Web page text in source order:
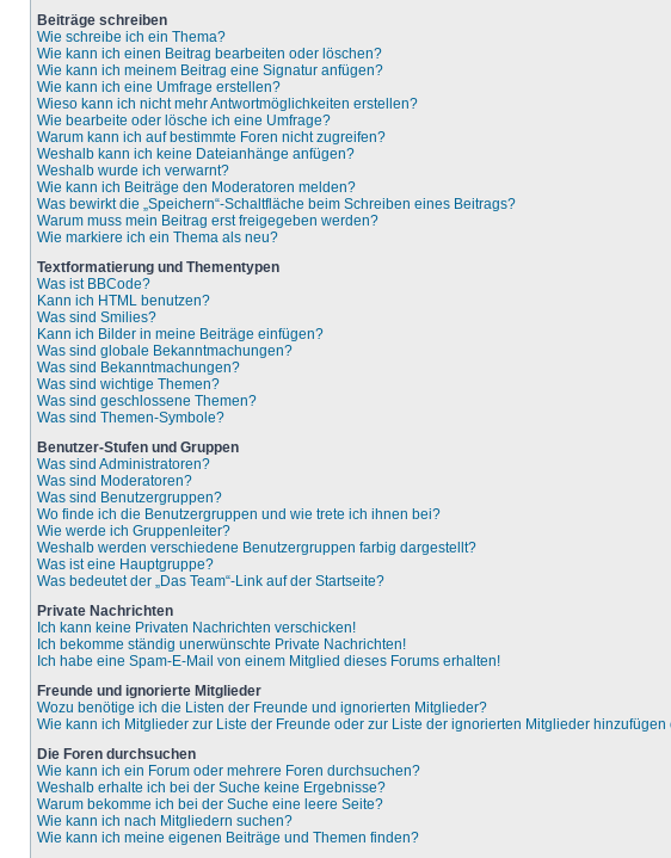
Beiträge schreiben
Wie schreibe ich ein Thema?
Wie kann ich einen Beitrag bearbeiten oder löschen?
Wie kann ich meinem Beitrag eine Signatur anfügen?
Wie kann ich eine Umfrage erstellen?
Wieso kann ich nicht mehr Antwortmöglichkeiten erstellen?
Wie bearbeite oder lösche ich eine Umfrage?
Warum kann ich auf bestimmte Foren nicht zugreifen?
Weshalb kann ich keine Dateianhänge anfügen?
Weshalb wurde ich verwarnt?
Wie kann ich Beiträge den Moderatoren melden?
Was bewirkt die „Speichern“-Schaltfläche beim Schreiben eines Beitrags?
Warum muss mein Beitrag erst freigegeben werden?
Wie markiere ich ein Thema als neu?
Textformatierung und Thementypen
Was ist BBCode?
Kann ich HTML benutzen?
Was sind Smilies?
Kann ich Bilder in meine Beiträge einfügen?
Was sind globale Bekanntmachungen?
Was sind Bekanntmachungen?
Was sind wichtige Themen?
Was sind geschlossene Themen?
Was sind Themen-Symbole?
Benutzer-Stufen und Gruppen
Was sind Administratoren?
Was sind Moderatoren?
Was sind Benutzergruppen?
Wo finde ich die Benutzergruppen und wie trete ich ihnen bei?
Wie werde ich Gruppenleiter?
Weshalb werden verschiedene Benutzergruppen farbig dargestellt?
Was ist eine Hauptgruppe?
Was bedeutet der „Das Team“-Link auf der Startseite?
Private Nachrichten
Ich kann keine Privaten Nachrichten verschicken!
Ich bekomme ständig unerwünschte Private Nachrichten!
Ich habe eine Spam-E-Mail von einem Mitglied dieses Forums erhalten!
Freunde und ignorierte Mitglieder
Wozu benötige ich die Listen der Freunde und ignorierten Mitglieder?
Wie kann ich Mitglieder zur Liste der Freunde oder zur Liste der ignorierten Mitglieder
Die Foren durchsuchen
Wie kann ich ein Forum oder mehrere Foren durchsuchen?
Weshalb erhalte ich bei der Suche keine Ergebnisse?
Warum bekomme ich bei der Suche eine leere Seite?
Wie kann ich nach Mitgliedern suchen?
Wie kann ich meine eigenen Beiträge und Themen finden?